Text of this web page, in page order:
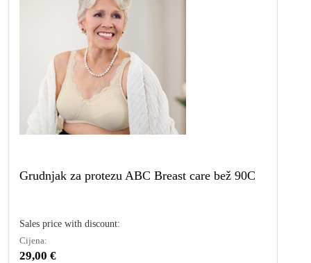
Grudnjak za protezu ABC Breast care bež 90C
Sales price with discount:
Cijena:
29,00 €